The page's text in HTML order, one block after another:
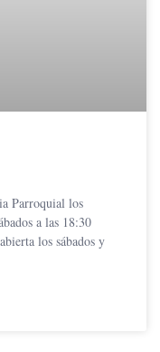
Parroquial los
a las 18:30
los sábados y